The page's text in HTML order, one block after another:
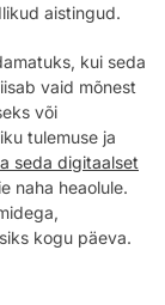
aistingud.
kui seda
vaid mõnest
või
tulemuse ja
seda digitaalset
naha heaolule.
kogu päeva.